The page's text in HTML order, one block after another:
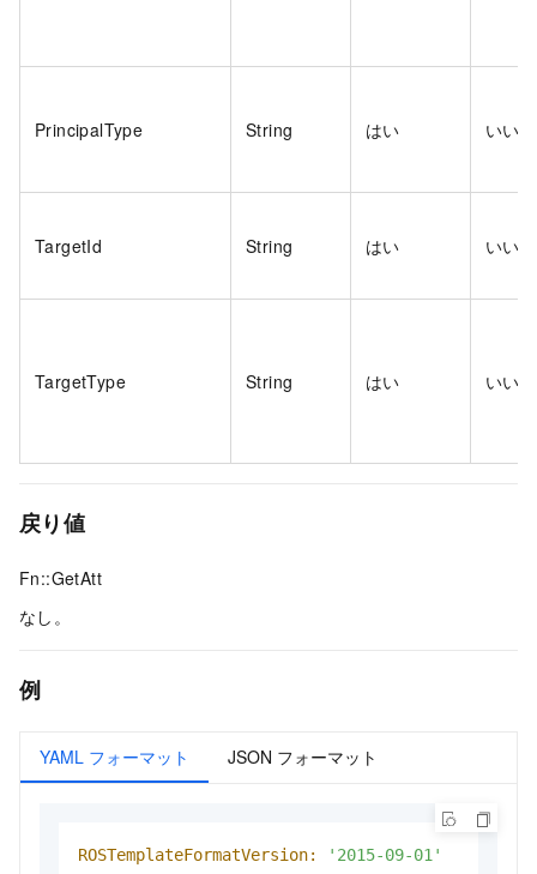
PrincipalType String はい いいえ
TargetId String はい いいえ
TargetType String はい いいえ
戻り値
Fn::GetAtt
なし。
例
YAML フォーマット JSON フォーマット
ROSTemplateFormatVersion:
'2015-09-01'